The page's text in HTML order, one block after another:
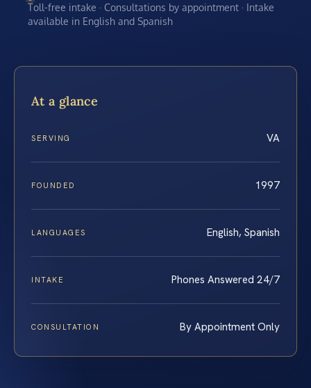
Toll-free intake · Consultations by appointment · Intake
available in English and Spanish
At a glance
SERVING VA
FOUNDED 1997
LANGUAGES English, Spanish
INTAKE Phones Answered 24/7
CONSULTATION By Appointment Only